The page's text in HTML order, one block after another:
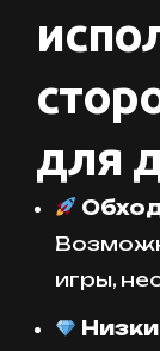
для
игры,